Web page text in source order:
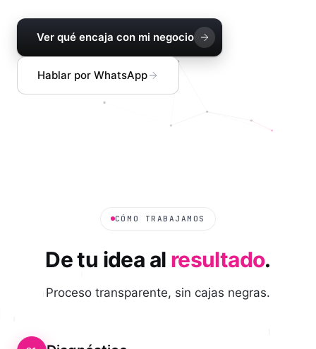
Ver qué encaja con mi negocio
Hablar por WhatsApp
CÓMO TRABAJAMOS
De tu idea al resultado.
Proceso transparente, sin cajas negras.